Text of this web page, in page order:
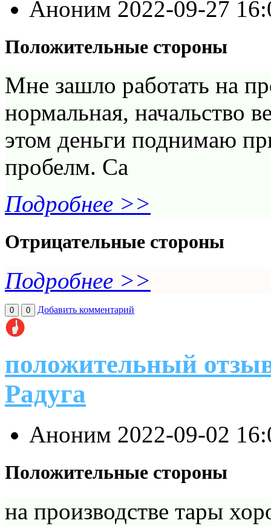
Аноним 2022-09-27
Положительные стороны
Мне зашло работать на
нормальная, начальство
этом деньги поднимаю
пробелм. Са
Подробнее >>
Отрицательные стороны
Подробнее >>
0 0 Добавить комментарий
положительный
Радуга
Аноним 2022-09-02
Положительные стороны
на производстве тары